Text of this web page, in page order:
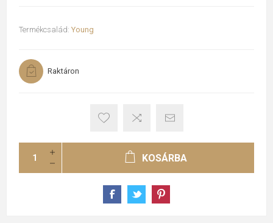
Termékcsalád: Young
Raktáron
KOSÁRBA